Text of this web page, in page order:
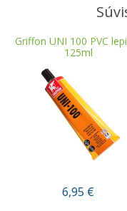
Griffon UNI 100 PVC
125ml
6,95 €